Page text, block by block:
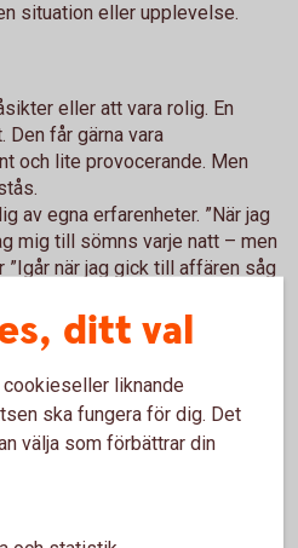
situation eller upplevelse.
eller att vara rolig. En
Den får gärna vara
och lite provocerande. Men
av egna erfarenheter. ”När jag
mig till sömns varje natt – men
”Igår när jag gick till affären såg
faktatext. Skolarbetet om
en krönika.
tecken, inklusive blanksteg.
Vi vill veta lite mer om
ditt val
cookieseller liknande
ska fungera för dig. Det
välja som förbättrar din